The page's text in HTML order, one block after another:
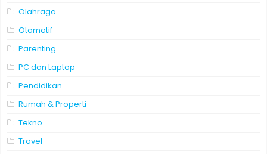
Olahraga
Otomotif
Parenting
PC dan Laptop
Pendidikan
Rumah & Properti
Tekno
Travel